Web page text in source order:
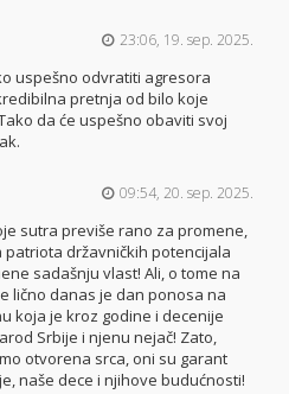
23:06, 19. sep. 2025.
uspešno odvratiti agresora
pretnja od bilo koje
da će uspešno obaviti svoj
09:54, 20. sep. 2025.
sutra previše rano za promene,
patriota državničkih potencijala
sadašnju vlast! Ali, o tome na
lično danas je dan ponosa na
koja je kroz godine i decenije
Srbije i njenu nejač! Zato,
otvorena srca, oni su garant
naše dece i njihove budućnosti!